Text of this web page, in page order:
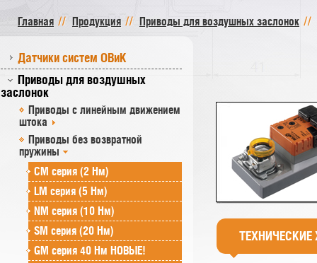
Главная Продукция Приводы для воздушных заслонок
Датчики систем ОВиК
Приводы для воздушных
заслонок
Приводы с линейным движением
штока
Приводы без возвратной
пружины
СM серия (2 Нм)
LM серия (5 Нм)
NM серия (10 Нм)
SM серия (20 Нм)
GM серия 40 Нм НОВЫЕ!